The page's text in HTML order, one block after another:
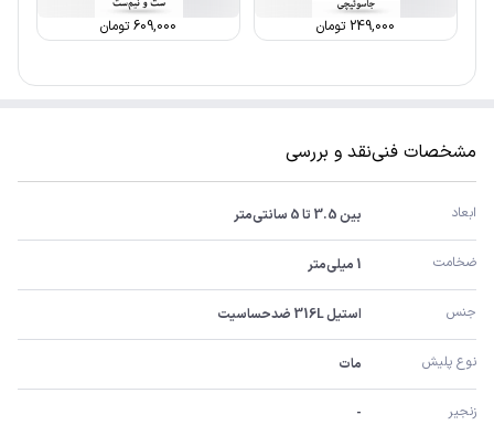
249,000 تومان 609,000تومان
مشخصات فنینقد و بررسی
ابعاد بین 3.5 تا 5 سانتی‌متر
ضخامت 1 میلی‌متر
جنس استیل 316L ضدحساسیت
نوع پلیش مات
زنجیر -